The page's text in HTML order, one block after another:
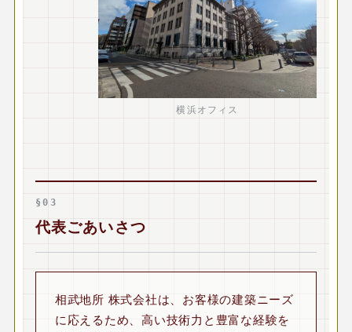
横浜オフィス
§03
代表ごあいさつ
相武地所 株式会社は、お客様の建築ニーズ
に応えるため、高い技術力と豊富な経験を